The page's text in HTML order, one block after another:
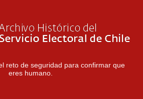
reto de seguridad para confirmar que
eres humano.